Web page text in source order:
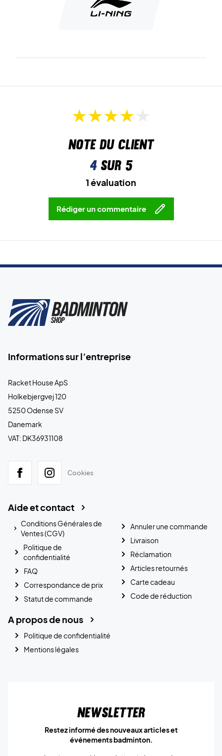
Note du client
4 sur 5
1 évaluation
Rédiger un commentaire
Informations sur l’entreprise
Racket House ApS
Holkebjergvej 120
5250 Odense SV
Danemark
VAT: DK36931108
Cookies
Aide et contact
Conditions Générales de
Ventes (CGV)
Politique de
confidentialité
FAQ
Correspondance de prix
Statut de commande
Annuler une commande
Livraison
Réclamation
Articles retournés
Carte cadeau
Code de réduction
A propos de nous
Politique de confidentialité
Mentions légales
Newsletter
Restez informé des nouveaux articles et
événements badminton.